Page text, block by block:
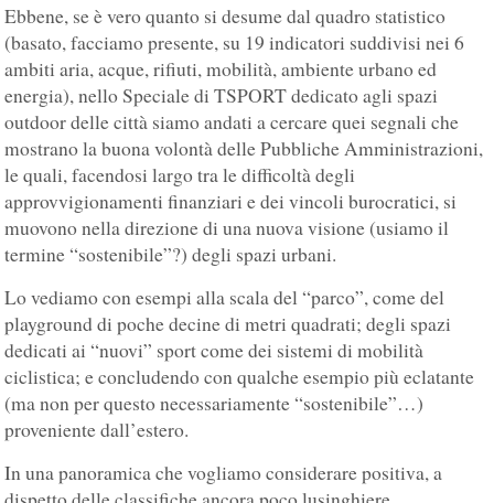
Ebbene, se è vero quanto si desume dal quadro statistico
(basato, facciamo presente, su 19 indicatori suddivisi nei 6
ambiti aria, acque, rifiuti, mobilità, ambiente urbano ed
energia), nello Speciale di TSPORT dedicato agli spazi
outdoor delle città siamo andati a cercare quei segnali che
mostrano la buona volontà delle Pubbliche Amministrazioni,
le quali, facendosi largo tra le difficoltà degli
approvvigionamenti finanziari e dei vincoli burocratici, si
muovono nella direzione di una nuova visione (usiamo il
termine “sostenibile”?) degli spazi urbani.
Lo vediamo con esempi alla scala del “parco”, come del
playground di poche decine di metri quadrati; degli spazi
dedicati ai “nuovi” sport come dei sistemi di mobilità
ciclistica; e concludendo con qualche esempio più eclatante
(ma non per questo necessariamente “sostenibile”…)
proveniente dall’estero.
In una panoramica che vogliamo considerare positiva, a